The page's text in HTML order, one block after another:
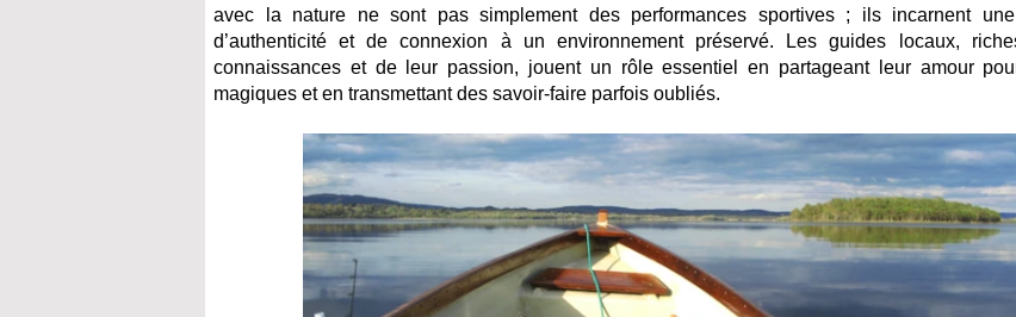
avec la nature ne sont pas simplement des performances sportives ; ils incarnent une
d’authenticité et de connexion à un environnement préservé. Les guides locaux,
connaissances et de leur passion, jouent un rôle essentiel en partageant leur amour
magiques et en transmettant des savoir-faire parfois oubliés.